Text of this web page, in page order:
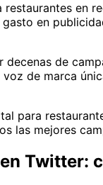
en
en
decenas de
de marca
para
las mejores